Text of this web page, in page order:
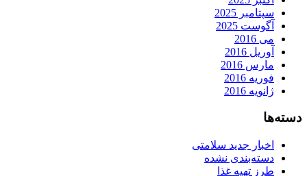
سپتامبر 2025
آگوست 2025
می 2016
آوریل 2016
مارس 2016
فوریه 2016
ژانویه 2016
دسته‌ها
اخبار جدید سلامتی
دسته‌بندی نشده
طرز تهیه غذا